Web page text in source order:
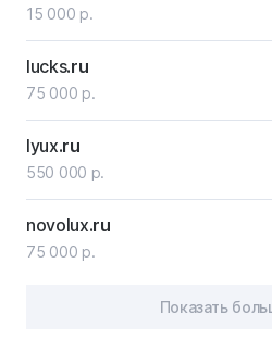
15 000 р.
lucks.ru
75 000 р.
lyux.ru
550 000 р.
novolux.ru
75 000 р.
Показать